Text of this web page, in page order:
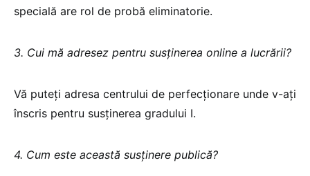
specială are rol de probă eliminatorie.
3. Cui mă adresez pentru susținerea online a lucrării?
Vă puteți adresa centrului de perfecționare unde v-ați
înscris pentru susținerea gradului I.
4. Cum este această susținere publică?